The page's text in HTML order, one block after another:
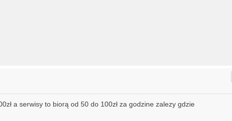
a serwisy to biorą od 50 do 100zł za godzine zalezy gdzie